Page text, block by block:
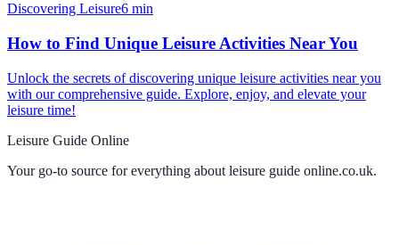
Discovering Leisure6 min
How to Find Unique Leisure Activities Near You
Unlock the secrets of discovering unique leisure activities near you
with our comprehensive guide. Explore, enjoy, and elevate your
leisure time!
Leisure Guide Online
Your go-to source for everything about leisure guide online.co.uk.